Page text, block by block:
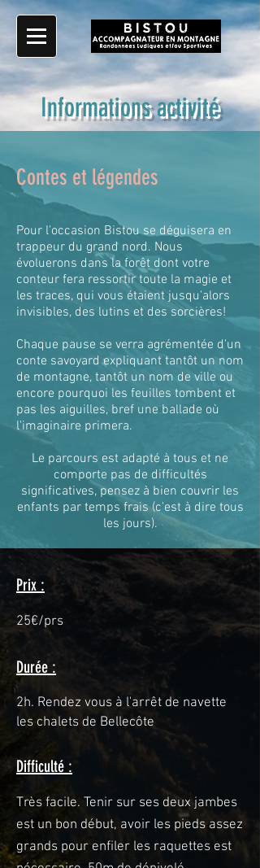
Informations activité
Contes et légendes
Pour l'occasion Bistou se déguisera en
trappeur du grand nord. Nous
évoluerons dans la forêt dont votre
conteur fera ressortir toute la magie et
les traces, qui vous étaient jusqu'alors
invisibles, des lutins et des sorcières!
Chaque pause se verra agrémentée d'un
conte savoyard expliquant tantôt un nom
de montagne, tantôt un nom de ville ou
encore pourquoi les feuilles tombent et
pas les aiguilles, bref une ballade où
l'imaginaire primera.
Le parcours est adapté à tous et ne
comporte pas de difficultés
significatives, pensez à bien couvrir les
enfants par temps frais (c'est à dire tous
les jours).
Prix :
25€/prs
Durée :
2h. Rendez vous à l'arrêt de navette
les chalets de Bellecôte
Difficulté :
Très facile. Tenir sur ses deux jambes
est un bon début, avoir les pieds assez
grands pour enfiler les raquettes est